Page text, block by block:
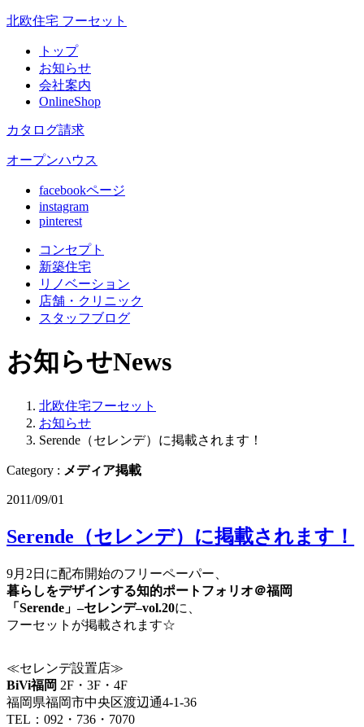
北欧住宅 フーセット
トップ
お知らせ
会社案内
OnlineShop
カタログ請求
オープンハウス
facebookページ
instagram
pinterest
コンセプト
新築住宅
リノベーション
店舗 ・クリニック
スタッフブログ
お知らせNews
北欧住宅フーセット
お知らせ
Serende（セレンデ）に掲載されます！
Category : メディア掲載
2011/09/01
Serende（セレンデ）に掲載されます！
9月2日に配布開始のフリーペーパー、
暮らしをデザインする知的ポートフォリオ＠福岡
「Serende」–セレンデ–vol.20に、
フーセットが掲載されます☆
≪セレンデ設置店≫
BiVi福岡 2F・3F・4F
福岡県福岡市中央区渡辺通4-1-36
TEL：092・736・7070